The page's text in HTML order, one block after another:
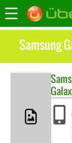
Samsung